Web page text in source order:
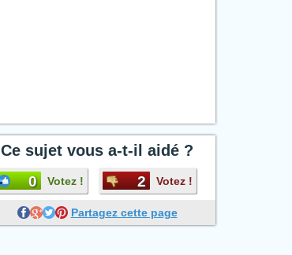
Ce sujet vous a-t-il aidé ?
0 Votez ! 2 Votez !
Partagez cette page